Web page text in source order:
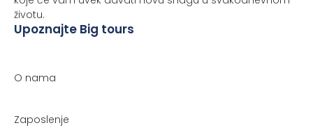
životu.
Upoznajte Big tours
O nama
Zaposlenje